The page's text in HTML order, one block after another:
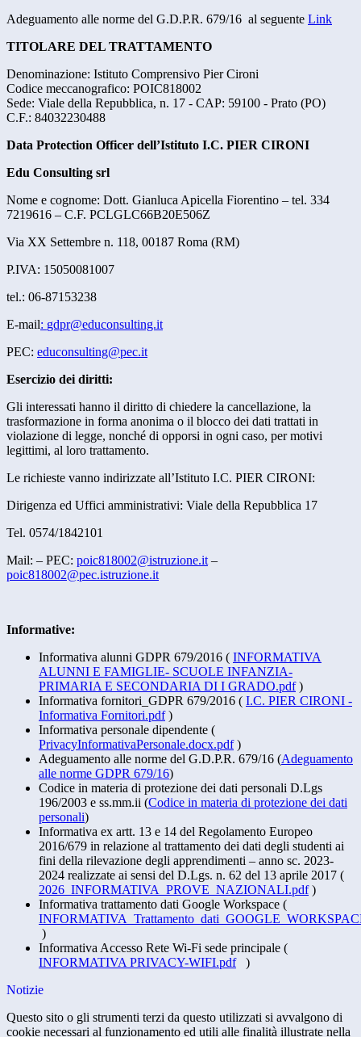
Adeguamento alle norme del G.D.P.R. 679/16 al seguente Link
TITOLARE DEL TRATTAMENTO
Denominazione: Istituto Comprensivo Pier Cironi
Codice meccanografico: POIC818002
Sede: Viale della Repubblica, n. 17 - CAP: 59100 - Prato (PO)
C.F.: 84032230488
Data Protection Officer dell’Istituto I.C. PIER CIRONI
Edu Consulting srl
Nome e cognome: Dott. Gianluca Apicella Fiorentino – tel. 334
7219616 – C.F. PCLGLC66B20E506Z
Via XX Settembre n. 118, 00187 Roma (RM)
P.IVA: 15050081007
tel.: 06-87153238
E-mail: gdpr@educonsulting.it
PEC: educonsulting@pec.it
Esercizio dei diritti:
Gli interessati hanno il diritto di chiedere la cancellazione, la
trasformazione in forma anonima o il blocco dei dati trattati in
violazione di legge, nonché di opporsi in ogni caso, per motivi
legittimi, al loro trattamento.
Le richieste vanno indirizzate all’Istituto I.C. PIER CIRONI:
Dirigenza ed Uffici amministrativi: Viale della Repubblica 17
Tel. 0574/1842101
Mail: – PEC: poic818002@istruzione.it –
poic818002@pec.istruzione.it
Informative:
Informativa alunni GDPR 679/2016 ( INFORMATIVA
ALUNNI E FAMIGLIE- SCUOLE INFANZIA-
PRIMARIA E SECONDARIA DI I GRADO.pdf)
Informativa fornitori_GDPR 679/2016 ( I.C. PIER CIRONI -
Informativa Fornitori.pdf)
Informativa personale dipendente (
PrivacyInformativaPersonale.docx.pdf)
Adeguamento alle norme del G.D.P.R. 679/16 (Adeguamento
alle norme GDPR 679/16)
Codice in materia di protezione dei dati personali D.Lgs
196/2003 e ss.mm.ii (Codice in materia di protezione dei dati
personali)
Informativa ex artt. 13 e 14 del Regolamento Europeo
2016/679 in relazione al trattamento dei dati degli studenti ai
fini della rilevazione degli apprendimenti – anno sc. 2023-
2024 realizzate ai sensi del D.Lgs. n. 62 del 13 aprile 2017 (
2026_INFORMATIVA_PROVE_NAZIONALI.pdf)
Informativa trattamento dati Google Workspace (
)
Informativa Accesso Rete Wi-Fi sede principale (
INFORMATIVA PRIVACY-WIFI.pdf)
Notizie
Questo sito o gli strumenti terzi da questo utilizzati si avvalgono di
cookie necessari al funzionamento ed utili alle finalità illustrate nella